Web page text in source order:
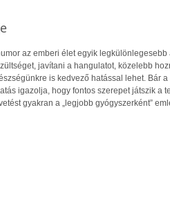
az emberi élet egyik
javítani a hangulatot, közelebb
is kedvező hatással lehet. Bár
igazolja, hogy fontos szerepet játszik a
gyakran a „legjobb gyógyszerként”